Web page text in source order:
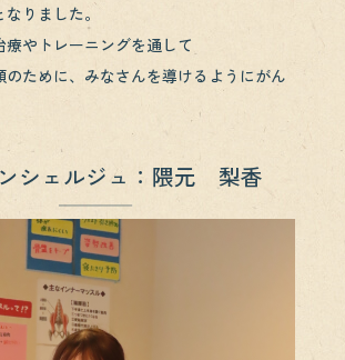
りました。
療やトレーニングを通して
のために、みなさんを導けるようにがん
シェルジュ：隈元 梨香